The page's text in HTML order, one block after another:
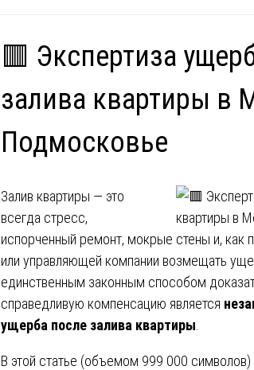
🟥 Экспертиза
залива квартиры в
Подмосковье
Залив квартиры — это
всегда стресс,
испорченный ремонт, мокрые стены и, как
или управляющей компании возмещать
единственным законным способом
справедливую компенсацию является
ущерба после залива квартиры
В этой статье (объемом 999 000